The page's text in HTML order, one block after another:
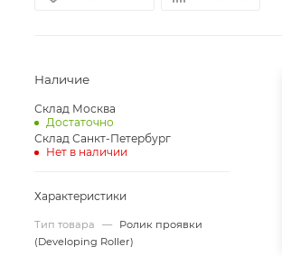
Наличие
Склад Москва
Достаточно
Склад Санкт-Петербург
Нет в наличии
Характеристики
Тип товара —
Ролик проявки
(Developing Roller)